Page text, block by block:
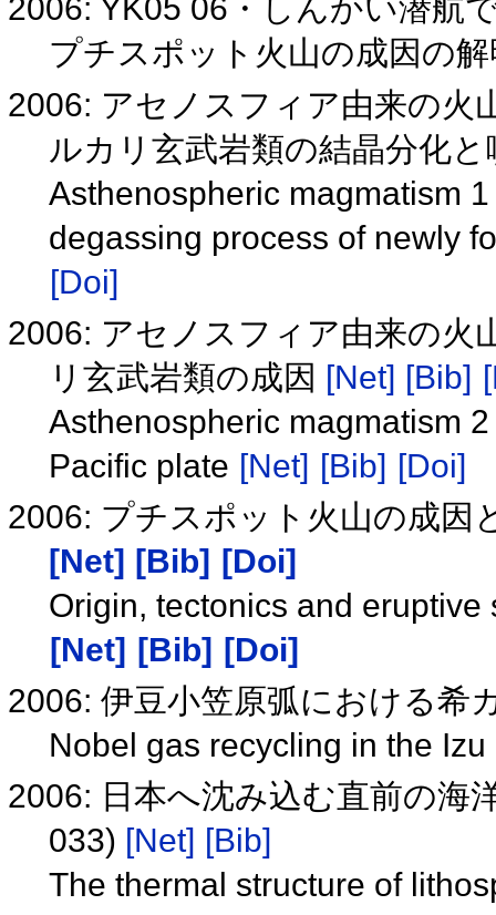
2006: YK05 06・しんかい潜航
プチスポット火山の成因の
2006: アセノスフィア由来の火
ルカリ玄武岩類の結晶分化
Asthenospheric magmatism
degassing process of newly
[Doi]
2006: アセノスフィア由来の火
リ玄武岩類の成因 [Net] [Bib]
Asthenospheric magmatism
Pacific plate [Net] [Bib] [Doi]
2006: プチスポット火山の成因
[Net] [Bib] [Doi]
Origin, tectonics and
[Net] [Bib] [Doi]
2006: 伊豆小笠原弧における希
Nobel gas recycling in the
2006: 日本へ沈み込む直前の海
033) [Net] [Bib]
The thermal structure of